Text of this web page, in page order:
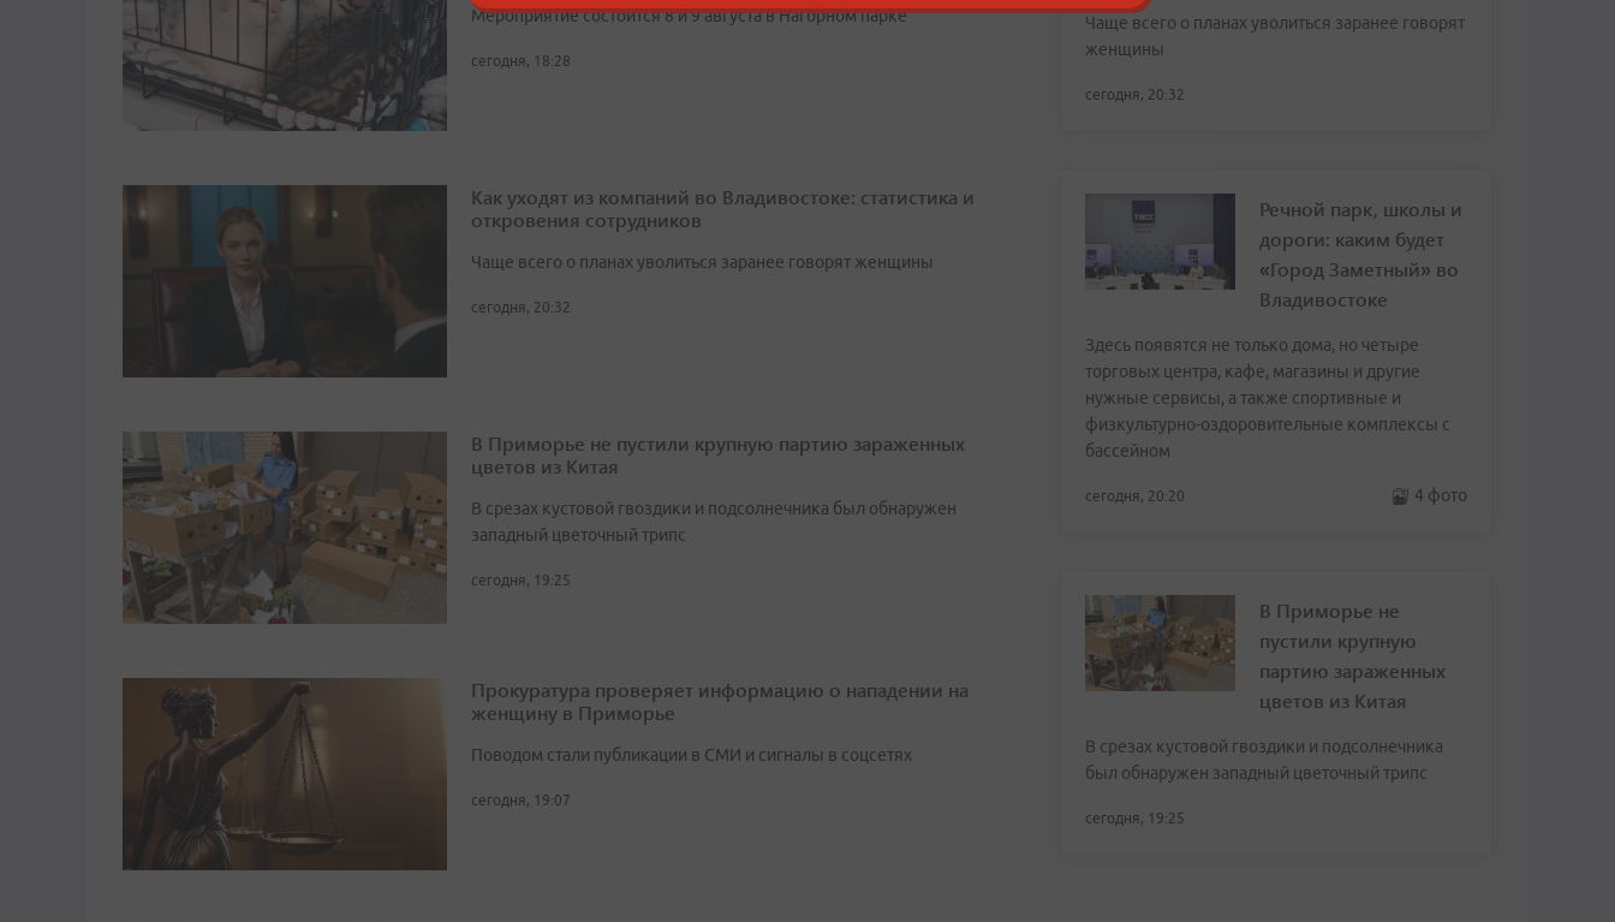
Мероприятие состоится 8 и 9 августа в Нагорном парке
сегодня, 18:28
Как уходят из компаний во Владивостоке: статистика и
откровения сотрудников
Чаще всего о планах уволиться заранее говорят женщины
сегодня, 20:32
В Приморье не пустили крупную партию зараженных
цветов из Китая
В срезах кустовой гвоздики и подсолнечника был обнаружен
западный цветочный трипс
сегодня, 19:25
Прокуратура проверяет информацию о нападении на
женщину в Приморье
Поводом стали публикации в СМИ и сигналы в соцсетях
сегодня, 19:07
Чаще всего о планах уволиться заранее говорят
женщины
сегодня, 20:32
Речной парк, школы и
дороги: каким будет
«Город Заметный» во
Владивостоке
Здесь появятся не только дома, но четыре
торговых центра, кафе, магазины и другие
нужные сервисы, а также спортивные и
физкультурно-оздоровительные комплексы с
бассейном
сегодня, 20:20 4 фото
В Приморье не
пустили крупную
партию зараженных
цветов из Китая
В срезах кустовой гвоздики и подсолнечника
был обнаружен западный цветочный трипс
сегодня, 19:25